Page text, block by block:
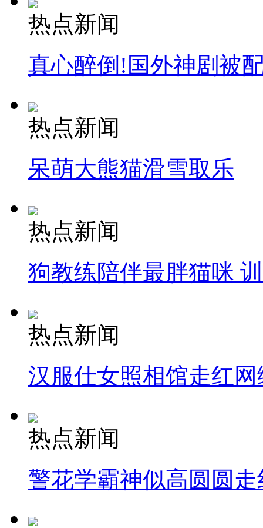
热点新闻
真心醉倒!国外神剧被
热点新闻
呆萌大熊猫滑雪取乐
热点新闻
狗教练陪伴最胖猫咪
热点新闻
汉服仕女照相馆走红网
热点新闻
警花学霸神似高圆圆走